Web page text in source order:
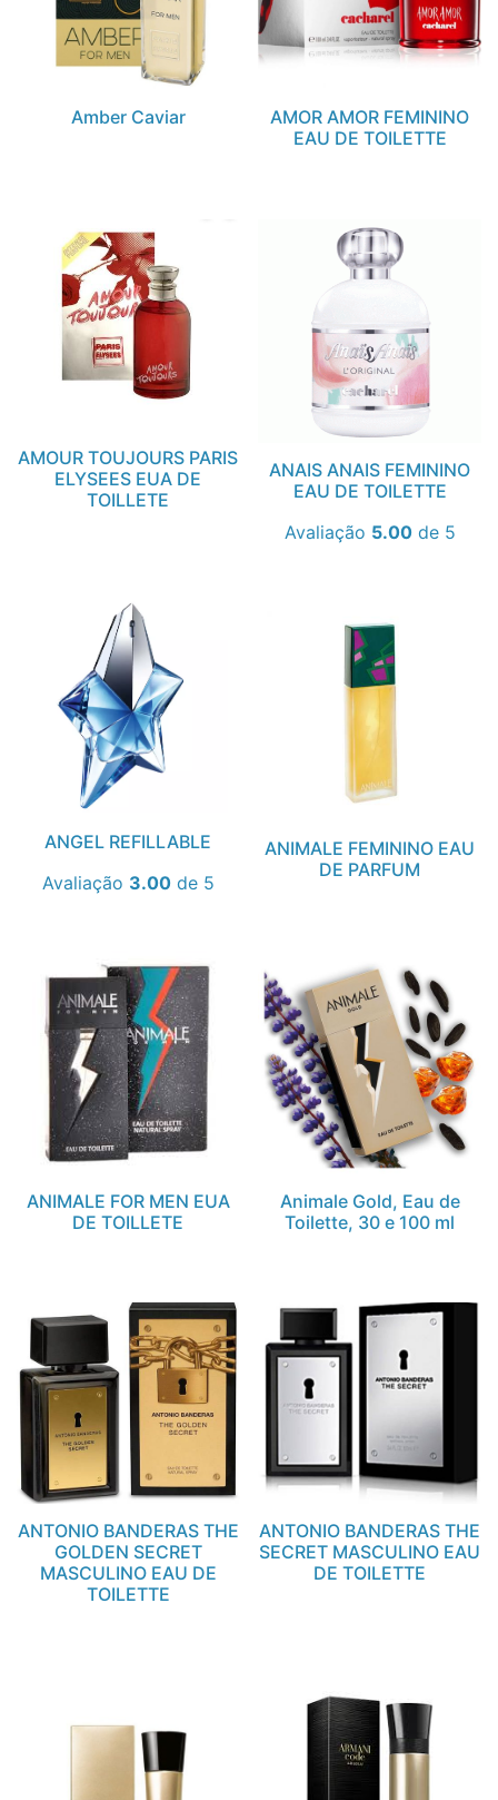
Amber Caviar
AMOR AMOR FEMININO
EAU DE TOILETTE
AMOUR TOUJOURS PARIS
ELYSEES EUA DE
TOILLETE
ANAIS ANAIS FEMININO
EAU DE TOILETTE
Avaliação 5.00de 5
ANGEL REFILLABLE
Avaliação 3.00de 5
ANIMALE FEMININO EAU
DE PARFUM
ANIMALE FOR MEN EUA
DE TOILLETE
Animale Gold, Eau de
Toilette, 30 e 100 ml
ANTONIO BANDERAS THE
GOLDEN SECRET
MASCULINO EAU DE
TOILETTE
ANTONIO BANDERAS THE
SECRET MASCULINO EAU
DE TOILETTE